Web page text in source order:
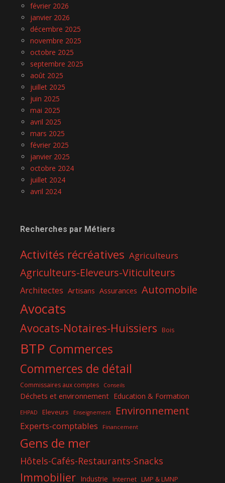
février 2026
janvier 2026
décembre 2025
novembre 2025
octobre 2025
septembre 2025
août 2025
juillet 2025
juin 2025
mai 2025
avril 2025
mars 2025
février 2025
janvier 2025
octobre 2024
juillet 2024
avril 2024
Recherches par Métiers
Activités récréatives Agriculteurs
Agriculteurs-Eleveurs-Viticulteurs
Architectes Artisans Assurances Automobile
Avocats
Avocats-Notaires-Huissiers Bois
BTP Commerces
Commerces de détail
Commissaires aux comptes Conseils
Déchets et environnement Education & Formation
EHPAD Eleveurs Enseignement Environnement
Experts-comptables Financement
Gens de mer
Hôtels-Cafés-Restaurants-Snacks
Immobilier Industrie Internet LMP & LMNP